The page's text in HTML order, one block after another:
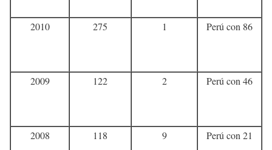
2010 275 1 Perú con 86
2009 122 2 Perú con 46
2008 118 9 Perú con 21